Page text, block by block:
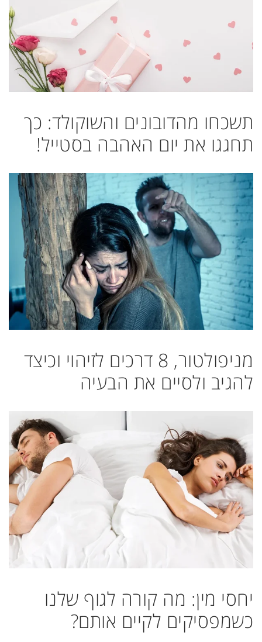
תשכחו מהדובונים והשוקולד: כך
תחגגו את יום האהבה בסטייל!
מניפולטור, 8 דרכים לזיהוי וכיצד
להגיב ולסיים את הבעיה
יחסי מין: מה קורה לגוף שלנו
כשמפסיקים לקיים אותם?